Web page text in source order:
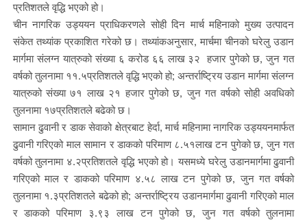
प्रतिशतले वृद्धि भएको हो।
चीन नागरिक उड्ययन प्राधिकरणले सोही दिन मार्च महिनाको मुख्य उत्पादन
संकेत तथ्यांक प्रकाशित गरेको छ। तथ्यांकअनुसार, मार्चमा चीनको घरेलु उडान
मार्गमा संलग्न यात्रुको संख्या ६ करोड ६६ लाख ३२ हजार पुगेको छ, जुन गत
वर्षको तुलनामा ११.५प्रतिशतले वृद्धि भएको हो; अन्तर्राष्ट्रिय उडान मार्गमा संलग्न
यात्रुको संख्या ७१ लाख २१ हजार पुगेको छ, जुन गत वर्षको सोही अवधिको
तुलनामा १७प्रतिशतले बढेको छ।
सामान ढुवानी र डाक सेवाको क्षेत्रबाट हेर्दा, मार्च महिनामा नागरिक उड्ययनमार्फत
ढुवानी गरिएको माल सामान र डाकको परिमाण ८.५१लाख टन पुगेको छ, जुन गत
वर्षको तुलनामा ४.२प्रतिशतले वृद्धि भएको हो। यसमध्ये घरेलु उडानमार्गमा ढुवानी
गरिएको माल र डाकको परिमाण ४.५८ लाख टन पुगेको छ, जुन गत वर्षको
तुलनामा १.३प्रतिशतले बढेको हो; अन्तर्राष्ट्रिय उडानमार्गमा ढुवानी गरिएको माल
र डाकको परिमाण ३.९३ लाख टन पुगेको छ, जुन गत वर्षको तुलनामा